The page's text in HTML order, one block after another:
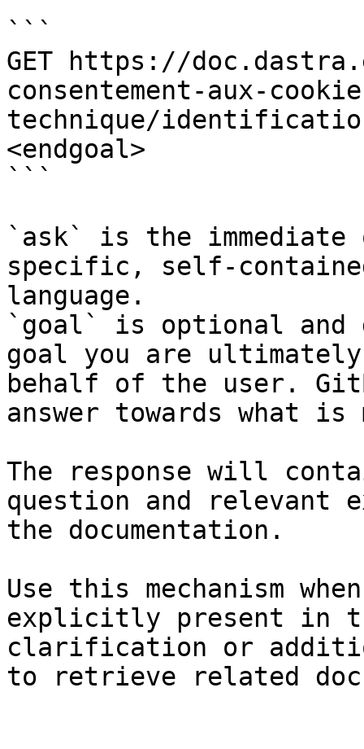
```
GET https://
consentement-aux-
technique/
<endgoal>
```
`ask` is the
specific, self-
language.
`goal` is optional and
goal you are
behalf of the user.
answer towards what
The response will
question and relevant
the documentation.
Use this mechanism
explicitly present in
clarification or